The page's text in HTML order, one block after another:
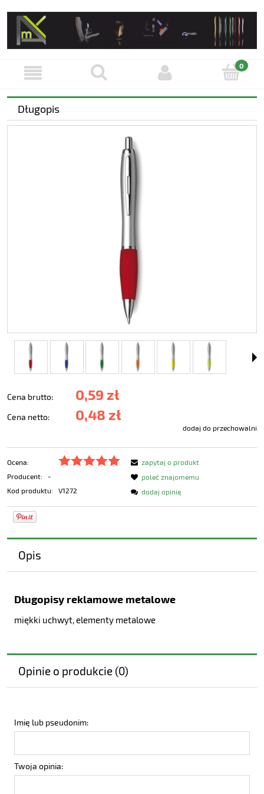
Długopis
Cena brutto: 0,59 zł
Cena netto: 0,48 zł
dodaj do przechowalni
Ocena:
Producent:
-
Kod produktu:
V1272
zapytaj o produkt
poleć znajomemu
dodaj opinię
Opis
Długopisy reklamowe metalowe
miękki uchwyt, elementy metalowe
Opinie o produkcie (0)
Imię lub pseudonim:
Twoja opinia: